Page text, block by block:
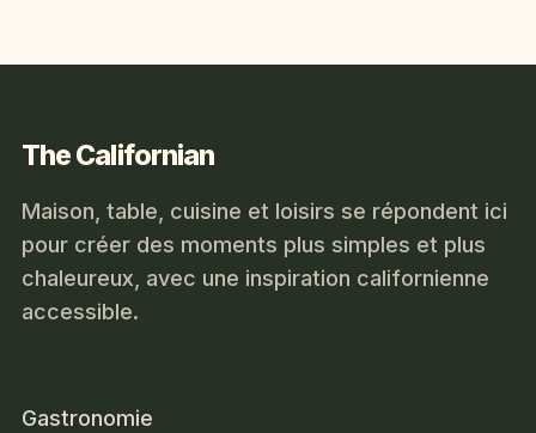
The Californian
Maison, table, cuisine et loisirs se répondent ici
pour créer des moments plus simples et plus
chaleureux, avec une inspiration californienne
accessible.
Gastronomie